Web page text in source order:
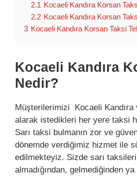
2.1 Kocaeli Kandıra Korsan
2.2 Kocaeli Kandıra Korsan
3 Kocaeli Kandıra Korsan Taksi
Kocaeli Kandıra
Nedir?
Müşterilerimizi Kocaeli
alarak istedikleri her yere taksi
Sarı taksi bulmanın zor ve
dönemde verdiğimiz hizmet ile
edilmekteyiz. Sizde sarı
almadığından, gelmediğinden